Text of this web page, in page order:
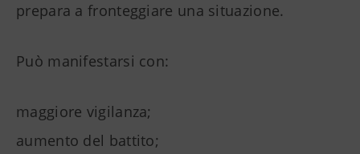
prepara a fronteggiare una situazione.
Può manifestarsi con:
maggiore vigilanza;
aumento del battito;